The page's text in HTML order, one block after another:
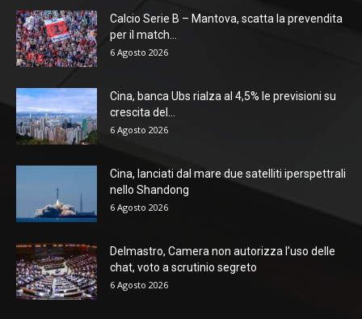
Calcio Serie B – Mantova, scatta la prevendita
per il match...
6 Agosto 2026
Cina, banca Ubs rialza al 4,5% le previsioni su
crescita del...
6 Agosto 2026
Cina, lanciati dal mare due satelliti iperspettrali
nello Shandong
6 Agosto 2026
Delmastro, Camera non autorizza l’uso delle
chat, voto a scrutinio segreto
6 Agosto 2026